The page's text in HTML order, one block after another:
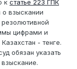
к статье 223 ГПК
о взыскании
цифрами и
- тенге.
обязан указать